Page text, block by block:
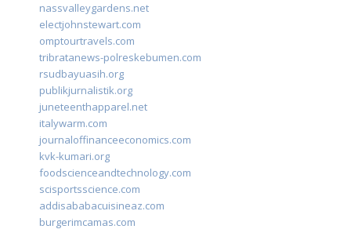
nassvalleygardens.net
electjohnstewart.com
omptourtravels.com
tribratanews-polreskebumen.com
rsudbayuasih.org
publikjurnalistik.org
juneteenthapparel.net
italywarm.com
journaloffinanceeconomics.com
kvk-kumari.org
foodscienceandtechnology.com
scisportsscience.com
addisababacuisineaz.com
burgerimcamas.com